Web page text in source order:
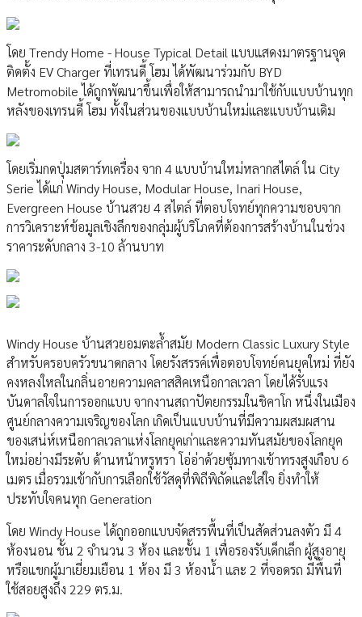
โดย Trendy Home - House Typical Detail แบบแสดงมาตรฐานจุด
ติดตั้ง EV Charger ที่เทรนดี้ โฮม ได้พัฒนาร่วมกับ BYD
Metromobile ได้ถูกพัฒนาขึ้นเพื่อให้สามารถนำมาใช้กับแบบบ้านทุก
หลังของเทรนดี้ โฮม ทั้งในส่วนของแบบบ้านใหม่และแบบบ้านเดิม
โดยเริ่มกดปุ่มสตาร์ทเครื่อง จาก 4 แบบบ้านใหม่หลากสไตล์ ใน City
Serie ได้แก่ Windy House, Modular House, Inari House,
Evergreen House บ้านสวย 4 สไตล์ ที่ตอบโจทย์ทุกความชอบจาก
การวิเคราะห์ข้อมูลเชิงลึกของกลุ่มผู้บริโภคที่ต้องการสร้างบ้านในช่วง
ราคาระดับกลาง 3-10 ล้านบาท
Windy House บ้านสวยอมตะล้ำสมัย Modern Classic Luxury Style
สำหรับครอบครัวขนาดกลาง โดยรังสรรค์เพื่อตอบโจทย์คนยุคใหม่ ที่ยัง
คงหลงใหลในกลิ่นอายความคลาสสิคเหนือกาลเวลา โดยได้รับแรง
บันดาลใจในการออกแบบ จากงานสถาปัตยกรรมในชิคาโก หนึ่งในเมือง
ศูนย์กลางความเจริญของโลก เกิดเป็นแบบบ้านที่มีความผสมผสาน
ของเสน่ห์เหนือกาลเวลาแห่งโลกยุคเก่าและความทันสมัยของโลกยุค
ใหม่อย่างมีระดับ ด้านหน้าหรูหรา โอ่อ่าด้วยซุ้มทางเข้าทรงสูงเกือบ 6
เมตร เมื่อรวมเข้ากับการเลือกใช้วัสดุที่พิถีพิถัดและใส่ใจ ยิ่งทำให้
ประทับใจคนทุก Generation
โดย Windy House ได้ถูกออกแบบจัดสรรพื้นที่เป็นสัดส่วนลงตัว มี 4
ห้องนอน ชั้น 2 จำนวน 3 ห้อง และชั้น 1 เพื่อรองรับเด็กเล็ก ผู้สูงอายุ
หรือแขกผู้มาเยี่ยมเยือน 1 ห้อง มี 3 ห้องน้ำ และ 2 ที่จอดรถ มีพื้นที่
ใช้สอยสูงถึง 229 ตร.ม.